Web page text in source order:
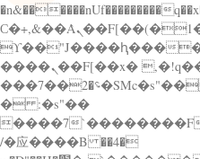
�n&������nUf���������
Ϲ�+,&��Ὰܢ��F[��(�1�*"��
ϒ��"J����ԧ���
����ܢ��F[��x� ,�!q�� қ�*]/
���؝�2��7�SMc�s"���ޭ�DQ/�应�ܢ��F_��!
� :�s"��
����7`��������F
/�应����B ��4�